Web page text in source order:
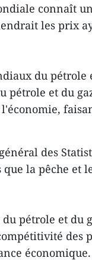
connaît
les prix
du
pétrole et du
des
que la pêche et
pétrole et du
des
économique.